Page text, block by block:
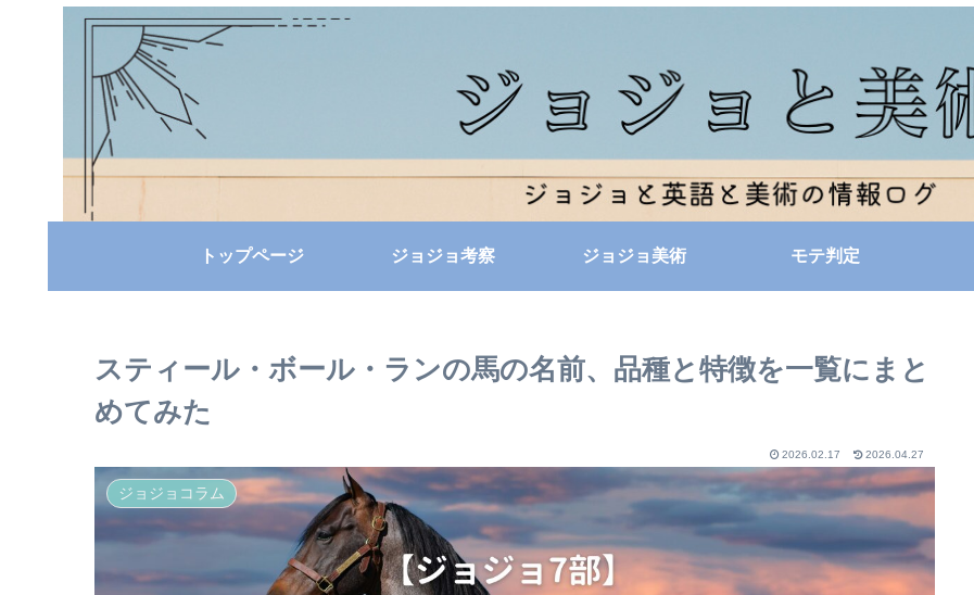
トップページ ジョジョ考察 ジョジョ美術 モテ判定
スティール・ボール・ランの馬の名前、品種と特徴を一覧にまと
めてみた
2026.02.17 2026.04.27
ジョジョコラム